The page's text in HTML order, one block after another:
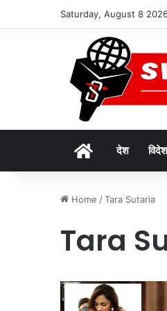
Saturday, August 8
Homeदेश विदेश
Home /Tara Sutaria
Tara